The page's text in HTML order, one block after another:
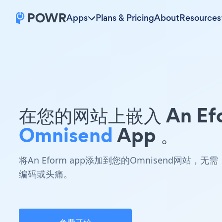
Apps Plans & PricingAboutResources
在您的网站上嵌入 An
OmnisendApp 。
将An Eform app添加到您的Omnisend网站，无需
编码或头痛。